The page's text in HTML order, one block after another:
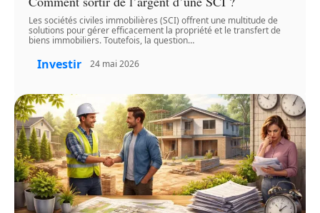
Les sociétés civiles immobilières (SCI) offrent une multitude de
solutions pour gérer efficacement la propriété et le transfert de
biens immobiliers. Toutefois, la question…
Investir 24 mai 2026